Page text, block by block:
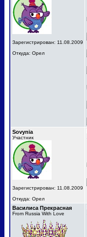
Зарегистрирован: 11.08.2009
Откуда: Орел
Sovynia
Участник
Зарегистрирован: 11.08.2009
Откуда: Орел
Василиса Прекрасная
From Russia With Love